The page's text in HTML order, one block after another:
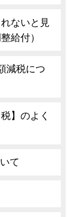
ないと見
給付）
減税につ
】のよく
て